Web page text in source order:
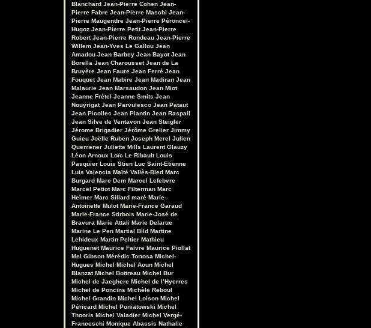
Blanchard Jean-Pierre Cohen Jean-
Pierre Fabre Jean-Pierre Maschi Jean-
Pierre Maugendre Jean-Pierre Péroncel-
Hugoz Jean-Pierre Petit Jean-Pierre
Robert Jean-Pierre Rondeau Jean-Pierre
Willem Jean-Yves Le Gallou Jean
Amadou Jean Barbey Jean Bayot Jean
Borella Jean Charousset Jean de La
Bruyère Jean Faure Jean Ferré Jean
Fouquet Jean Mabire Jean Madiran Jean
Malaurie Jean Marsaudon Jean Miot
Jeanne Frétel Jeanne Smits Jean
Nouyrigat Jean Parvulesco Jean Pataut
Jean Picollec Jean Plantin Jean Raspail
Jean Silve de Ventavon Jean Steigler
Jérome Brigadier Jérôme Grelier Jimmy
Guieu Joëlle Ruben Joseph Merel Julien
Quemener Juliette Mills Laurent Glauzy
Léon Arnoux Loïc Le Ribault Louis
Pasquier Louis Stien Luc Saint-Etienne
Luis Valencia Maïté Vallès-Bled Marc
Burgard Marc Dem Marcel Lefebvre
Marcel Petiot Marc Filterman Marc
Heimer Marc Sillard maré Marie-
Antoinette Mulot Marie-France Garaud
Marie-France Stirbois Marie-José de
Bravura Marie Attali Marie Delarue
Marine Le Pen Martial Bild Martine
Lehideux Martin Peltier Mathieu
Huguenet Maurice Faivre Maurice Piollat
Mel Gibson Mérédic Tortosa Michel-
Hugues Michel Michel Aoun Michel
Blanzat Michel Bottreau Michel Bur
Michel de Jaeghere Michel de l’Hyerres
Michel de Poncins Michèle Reboul
Michel Grandin Michel Loison Michel
Péricard Michel Poniatowski Michel
Thooris Michel Valadier Michel Vergé-
Franceschi Monique Abassis Nathalie